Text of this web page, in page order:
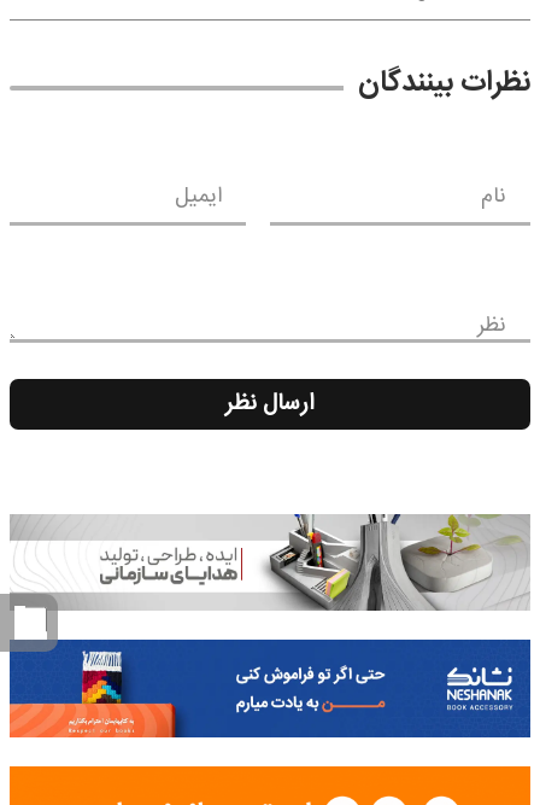
نظرات بینندگان
نام ایمیل
نظر
ارسال نظر